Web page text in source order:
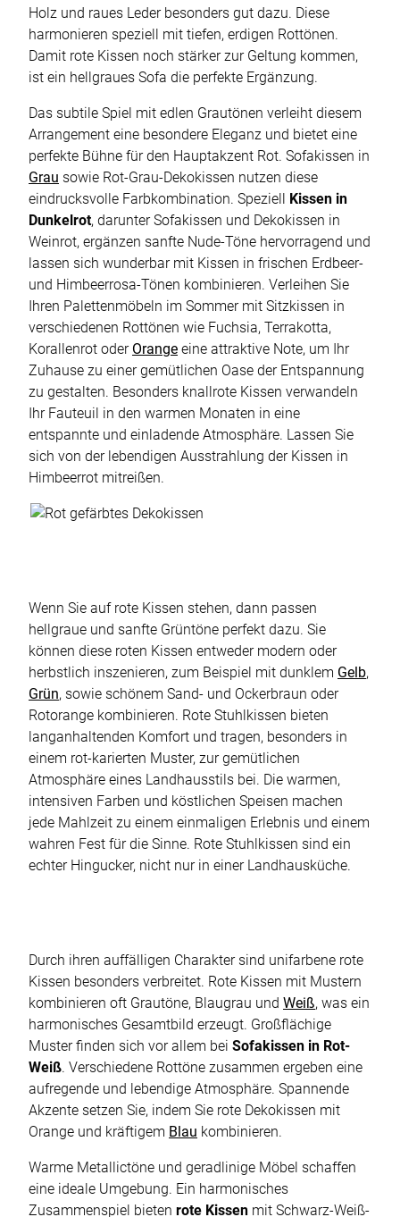
Holz und raues Leder besonders gut dazu. Diese
harmonieren speziell mit tiefen, erdigen Rottönen.
Damit rote Kissen noch stärker zur Geltung kommen,
ist ein hellgraues Sofa die perfekte Ergänzung.
Das subtile Spiel mit edlen Grautönen verleiht diesem
Arrangement eine besondere Eleganz und bietet eine
perfekte Bühne für den Hauptakzent Rot. Sofakissen in
Grau sowie Rot-Grau-Dekokissen nutzen diese
eindrucksvolle Farbkombination. Speziell Kissen in
Dunkelrot, darunter Sofakissen und Dekokissen in
Weinrot, ergänzen sanfte Nude-Töne hervorragend und
lassen sich wunderbar mit Kissen in frischen Erdbeer-
und Himbeerrosa-Tönen kombinieren. Verleihen Sie
Ihren Palettenmöbeln im Sommer mit Sitzkissen in
verschiedenen Rottönen wie Fuchsia, Terrakotta,
Korallenrot oder Orange eine attraktive Note, um Ihr
Zuhause zu einer gemütlichen Oase der Entspannung
zu gestalten. Besonders knallrote Kissen verwandeln
Ihr Fauteuil in den warmen Monaten in eine
entspannte und einladende Atmosphäre. Lassen Sie
sich von der lebendigen Ausstrahlung der Kissen in
Himbeerrot mitreißen.
Wenn Sie auf rote Kissen stehen, dann passen
hellgraue und sanfte Grüntöne perfekt dazu. Sie
können diese roten Kissen entweder modern oder
herbstlich inszenieren, zum Beispiel mit dunklem Gelb,
Grün, sowie schönem Sand- und Ockerbraun oder
Rotorange kombinieren. Rote Stuhlkissen bieten
langanhaltenden Komfort und tragen, besonders in
einem rot-karierten Muster, zur gemütlichen
Atmosphäre eines Landhausstils bei. Die warmen,
intensiven Farben und köstlichen Speisen machen
jede Mahlzeit zu einem einmaligen Erlebnis und einem
wahren Fest für die Sinne. Rote Stuhlkissen sind ein
echter Hingucker, nicht nur in einer Landhausküche.
Durch ihren auffälligen Charakter sind unifarbene rote
Kissen besonders verbreitet. Rote Kissen mit Mustern
kombinieren oft Grautöne, Blaugrau und Weiß, was ein
harmonisches Gesamtbild erzeugt. Großflächige
Muster finden sich vor allem bei Sofakissen in Rot-
Weiß. Verschiedene Rottöne zusammen ergeben eine
aufregende und lebendige Atmosphäre. Spannende
Akzente setzen Sie, indem Sie rote Dekokissen mit
Orange und kräftigem Blau kombinieren.
Warme Metallictöne und geradlinige Möbel schaffen
eine ideale Umgebung. Ein harmonisches
Zusammenspiel bieten rote Kissen mit Schwarz-Weiß-